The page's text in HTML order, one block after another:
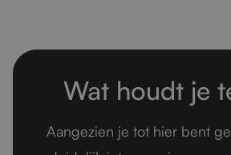
Wat houdt je
Aangezien je tot hier bent